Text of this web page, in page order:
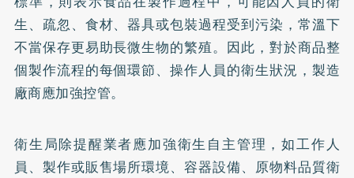
生、疏忽、食材、器具或包裝過程受到污染，常溫下
不當保存更易助長微生物的繁殖。因此，對於商品整
個製作流程的每個環節、操作人員的衛生狀況，製造
廠商應加強控管。
衛生局除提醒業者應加強衛生自主管理，如工作人
員、製作或販售場所環境、容器設備、原物料品質衛